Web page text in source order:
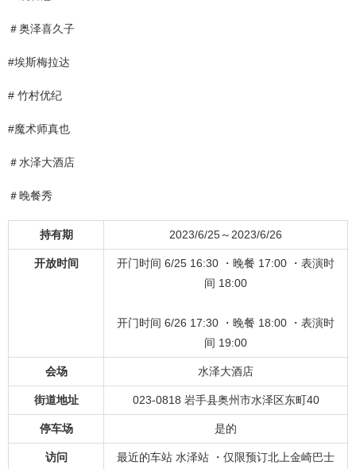
＃奥泽喜久子
#埃斯梅拉达
# 竹村优纪
#魔术师真也
＃水泽大酒店
＃晚餐秀
持有期 2023/6/25～2023/6/26
开放时间
开门时间 6/25 16:30 ・晚餐 17:00 ・表演时
间 18:00
开门时间 6/26 17:30 ・晚餐 18:00 ・表演时
间 19:00
会场 水泽大酒店
街道地址 023-0818 岩手县奥州市水泽区东町40
停车场 是的
访问
最近的车站 水泽站 ・仅限预订北上金崎巴士